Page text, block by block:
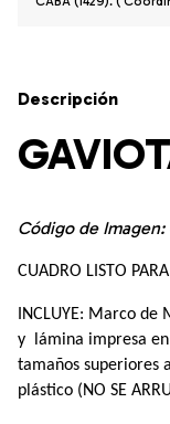
Descripción
Código de Imagen:
CUADRO LISTO
INCLUYE: Marco de
y  lámina impresa
tamaños superiores
plástico (NO SE